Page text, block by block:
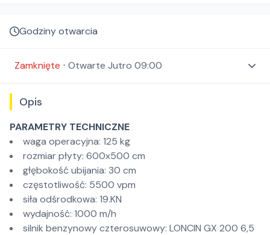
Godziny otwarcia
Zamknięte ⋅ Otwarte Jutro 09:00
Opis
PARAMETRY TECHNICZNE
waga operacyjna: 125 kg
rozmiar płyty: 600x500 cm
głębokość ubijania: 30 cm
częstotliwość: 5500 vpm
siła odśrodkowa: 19.KN
wydajność: 1000 m/h
silnik benzynowy czterosuwowy: LONCIN GX 200 6,5